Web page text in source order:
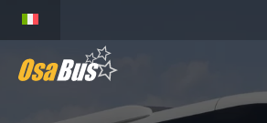
content